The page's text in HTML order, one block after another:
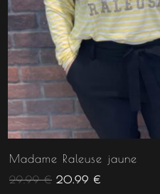
Madame Raleuse jaune
29.99€ 20.99 €